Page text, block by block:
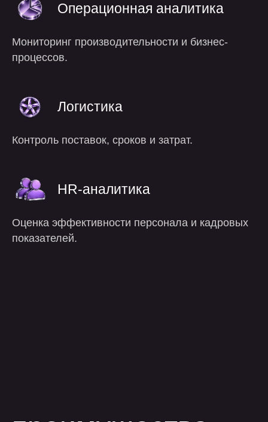
Операционная аналитика
Мониторинг производительности и бизнес-
процессов.
Логистика
Контроль поставок, сроков и затрат.
HR-аналитика
Оценка эффективности персонала и кадровых
показателей.
преимущества